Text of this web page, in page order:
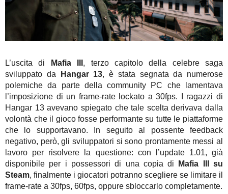
L’uscita di Mafia III , terzo capitolo della celebre saga
sviluppato da
Hangar 13, è stata segnata da numerose
polemiche da parte della community PC che lamentava
l’imposizione di un frame-rate lockato a 30fps. I ragazzi di
Hangar 13 avevano spiegato che tale scelta derivava dalla
volontà che il gioco fosse performante su tutte le piattaforme
che lo supportavano. In seguito al possente feedback
negativo, però, gli sviluppatori si sono prontamente messi al
lavoro per risolvere la questione: con l’update 1.01, già
disponibile per i possessori di una copia di
Mafia III su
Steam, finalmente i giocatori potranno scegliere se limitare il
frame-rate a 30fps, 60fps, oppure sbloccarlo completamente.